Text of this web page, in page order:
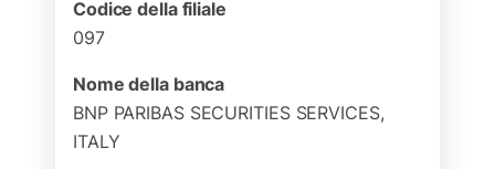
Codice della filiale
097
Nome della banca
BNP PARIBAS SECURITIES SERVICES,
ITALY